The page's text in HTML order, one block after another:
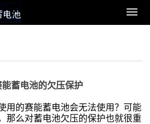
导
能蓄电池的欠压保护
用的赛能蓄电池会无法使用？可能
那么对蓄电池欠压的保护也就很重